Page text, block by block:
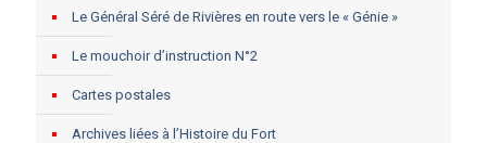
Le Général Séré de Rivières en route vers le « Génie »
Le mouchoir d’instruction N°2
Cartes postales
Archives liées à l’Histoire du Fort